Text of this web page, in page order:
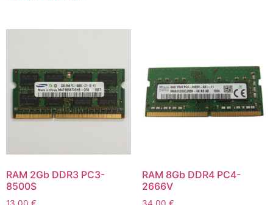
RAM 2Gb DDR3 PC3-
8500S
13,00 €
RAM 8Gb DDR4 PC4-
2666V
34,00 €